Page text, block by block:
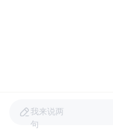
我来说两
句